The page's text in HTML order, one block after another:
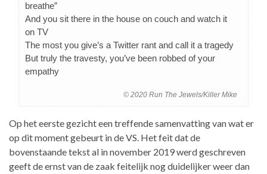
breathe”
And you sit there in the house on couch and watch it
on TV
The most you give’s a Twitter rant and call it a tragedy
But truly the travesty, you’ve been robbed of your
empathy
© 2020 Run The Jewels/Killer Mike
Op het eerste gezicht een treffende samenvatting van wat er
op dit moment gebeurt in de VS. Het feit dat de
bovenstaande tekst al in november 2019 werd geschreven
geeft de ernst van de zaak feitelijk nog duidelijker weer dan